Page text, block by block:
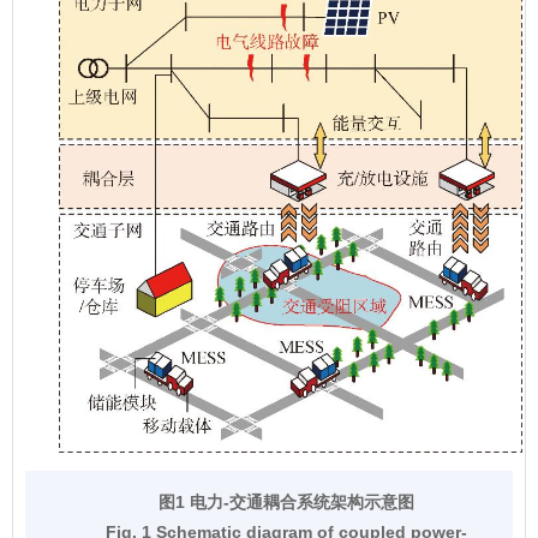
图1 电力-交通耦合系统架构示意图
Fig. 1 Schematic diagram of coupled power-